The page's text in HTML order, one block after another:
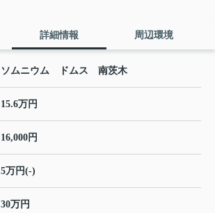
詳細情報 周辺環境
ソムニウム ドムス 南茨木
15.6万円
16,000円
5万円(-)
30万円